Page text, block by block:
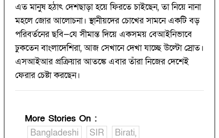
এত মানুষ হঠাৎ দেশছাড়া হয়ে ফিরতে চাইছেন, তা নিয়ে নানা
মহলে জোর আলোচনা। স্থানীয়দের চোখের সামনে একটি বড়
পরিবর্তনের ছবি—যে সীমান্ত দিয়ে একসময় বেআইনিভাবে
ঢুকতেন বাংলাদেশিরা, আজ সেখানে দেখা যাচ্ছে উল্টো স্রোত।
এসআইআর প্রক্রিয়ার আতঙ্কে এবার তাঁরা নিজের দেশেই
ফেরার চেষ্টা করছেন।
More Stories On :
Bangladeshi
SIR Birati,